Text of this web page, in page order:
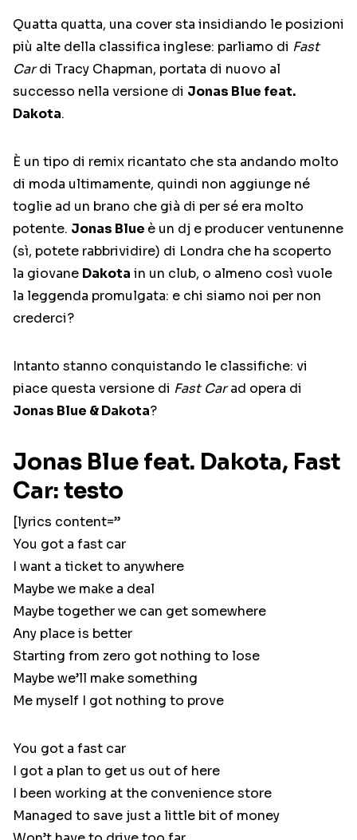
Quatta quatta, una cover sta insidiando le posizioni
più alte della classifica inglese: parliamo di Fast
Cardi Tracy Chapman, portata di nuovo al
successo nella versione di Jonas Blue feat.
Dakota.
È un tipo di remix ricantato che sta andando molto
di moda ultimamente, quindi non aggiunge né
toglie ad un brano che già di per sé era molto
potente. Jonas Blue è un dj e producer ventunenne
(sì, potete rabbrividire) di Londra che ha scoperto
la giovane Dakota in un club, o almeno così vuole
la leggenda promulgata: e chi siamo noi per non
crederci?
Intanto stanno conquistando le classifiche: vi
piace questa versione di Fast Carad opera di
Jonas Blue & Dakota?
Jonas Blue feat. Dakota, Fast
Car: testo
[lyrics content=”
You got a fast car
I want a ticket to anywhere
Maybe we make a deal
Maybe together we can get somewhere
Any place is better
Starting from zero got nothing to lose
Maybe we’ll make something
Me myself I got nothing to prove
You got a fast car
I got a plan to get us out of here
I been working at the convenience store
Managed to save just a little bit of money